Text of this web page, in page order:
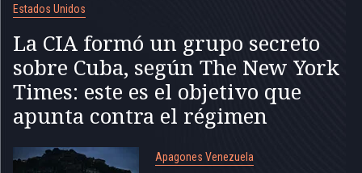
Estados Unidos
La CIA formó un grupo secreto
sobre Cuba, según The New York
Times: este es el objetivo que
apunta contra el régimen
Apagones Venezuela